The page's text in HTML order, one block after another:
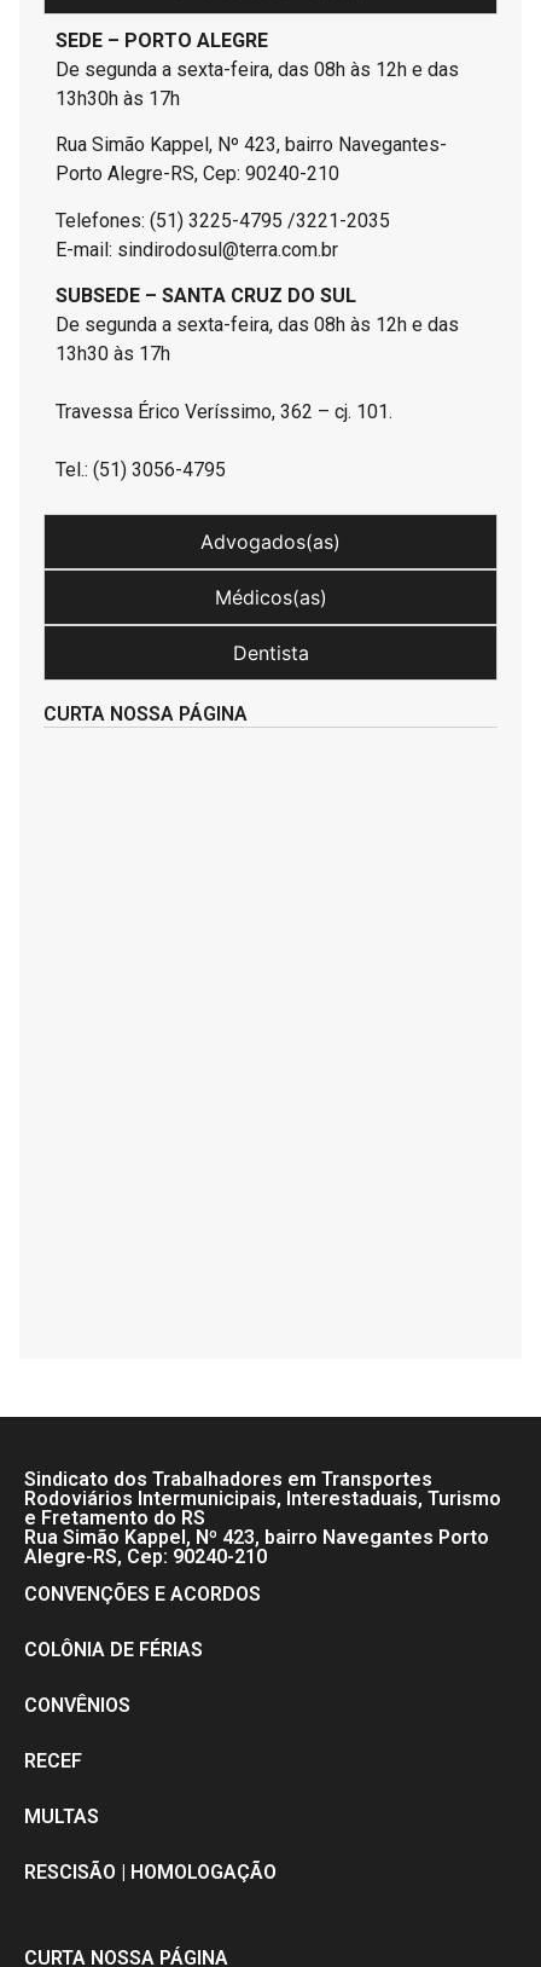
SEDE – PORTO ALEGRE
De segunda a sexta-feira, das 08h às 12h e das
13h30h às 17h
Rua Simão Kappel, Nº 423, bairro Navegantes-
Porto Alegre-RS, Cep: 90240-210
Telefones: (51) 3225-4795 /3221-2035
E-mail: sindirodosul@terra.com.br
SUBSEDE – SANTA CRUZ DO SUL
De segunda a sexta-feira, das 08h às 12h e das
13h30 às 17h
Travessa Érico Veríssimo, 362 – cj. 101.
Tel.: (51) 3056-4795
Advogados(as)
Médicos(as)
Dentista
CURTA NOSSA PÁGINA
Sindicato dos Trabalhadores em Transportes
Rodoviários Intermunicipais, Interestaduais, Turismo
e Fretamento do RS
Rua Simão Kappel, Nº 423, bairro Navegantes Porto
Alegre-RS, Cep: 90240-210
CONVENÇÕES E ACORDOS
COLÔNIA DE FÉRIAS
CONVÊNIOS
RECEF
MULTAS
RESCISÃO | HOMOLOGAÇÃO
CURTA NOSSA PÁGINA